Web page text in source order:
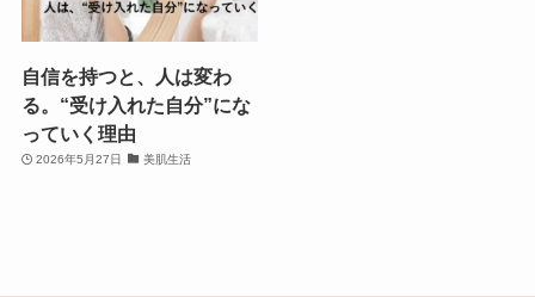
自信を持つと、人は変わ
る。“受け入れた自分”にな
っていく理由
2026年5月27日 美肌生活